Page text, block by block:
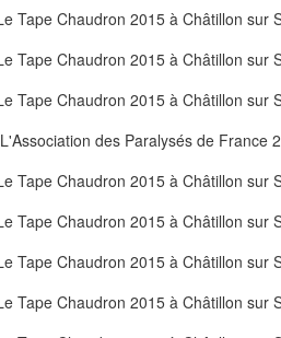
L'Association des Paralysés de France